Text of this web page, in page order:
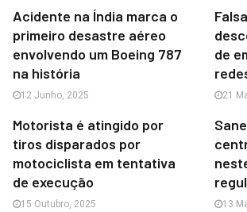
Acidente na Índia marca o
primeiro desastre aéreo
envolvendo um Boeing 787
na história
12 Junho, 2025
de
21
Motorista é atingido por
tiros disparados por
motociclista em tentativa
de execução
15 Outubro, 2025 13